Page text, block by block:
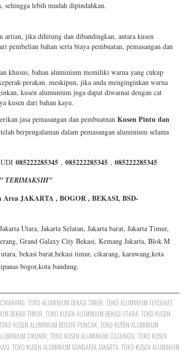
lebih mudah dipindahkan.
jika dihitung dan dibandingkan, antara kusen
bahan serta biaya pembuatan, pemasangan dan
khusus, bahan aluminium memiliki warna yang cukup
perakan. meskipun, jika anda menginginkan warna
kusen alumunium juga dapat diwarnai dengan cat
kusen dari bahan kayu.
jasa pemasangan dan pembuatnan KusenPintu dan
berpengalaman dalam pemasangan aluminium selama
085222285345 , 085222285345 , 085222285345
TERIMAKSIH”
JAKARTA , BOGOR , BEKASI, BSD-
Utara, Jakarta Selatan, Jakarta barat, Jakarta Timur,
Grand Galaxy City Bekasi, Kemang Jakarta, Blok M
bekasi barat,bekasi timur, cikarang, karawang,kota
bogor,kota bandung.
,TOKO ALUMINIUM BEKASI TIMUR,TOKO ALUMINIUM TERDEKAT,
BEKASI TIMUR, TOKO KUSEN ALUMINIUM BEKASI UTARA, TOKO KUSEN
KUSEN ALUMINIUM BOGOR PUNCAK, TOKO KUSEN ALUMINIUM
CIKUNIR, TOKO KUSEN ALUMINIUM CILEUNGSI, TOKO KUSEN
, TOKO KUSEN ALUMINIUM GANDARIA JAKARTA, TOKO KUSEN ALUMINIUM